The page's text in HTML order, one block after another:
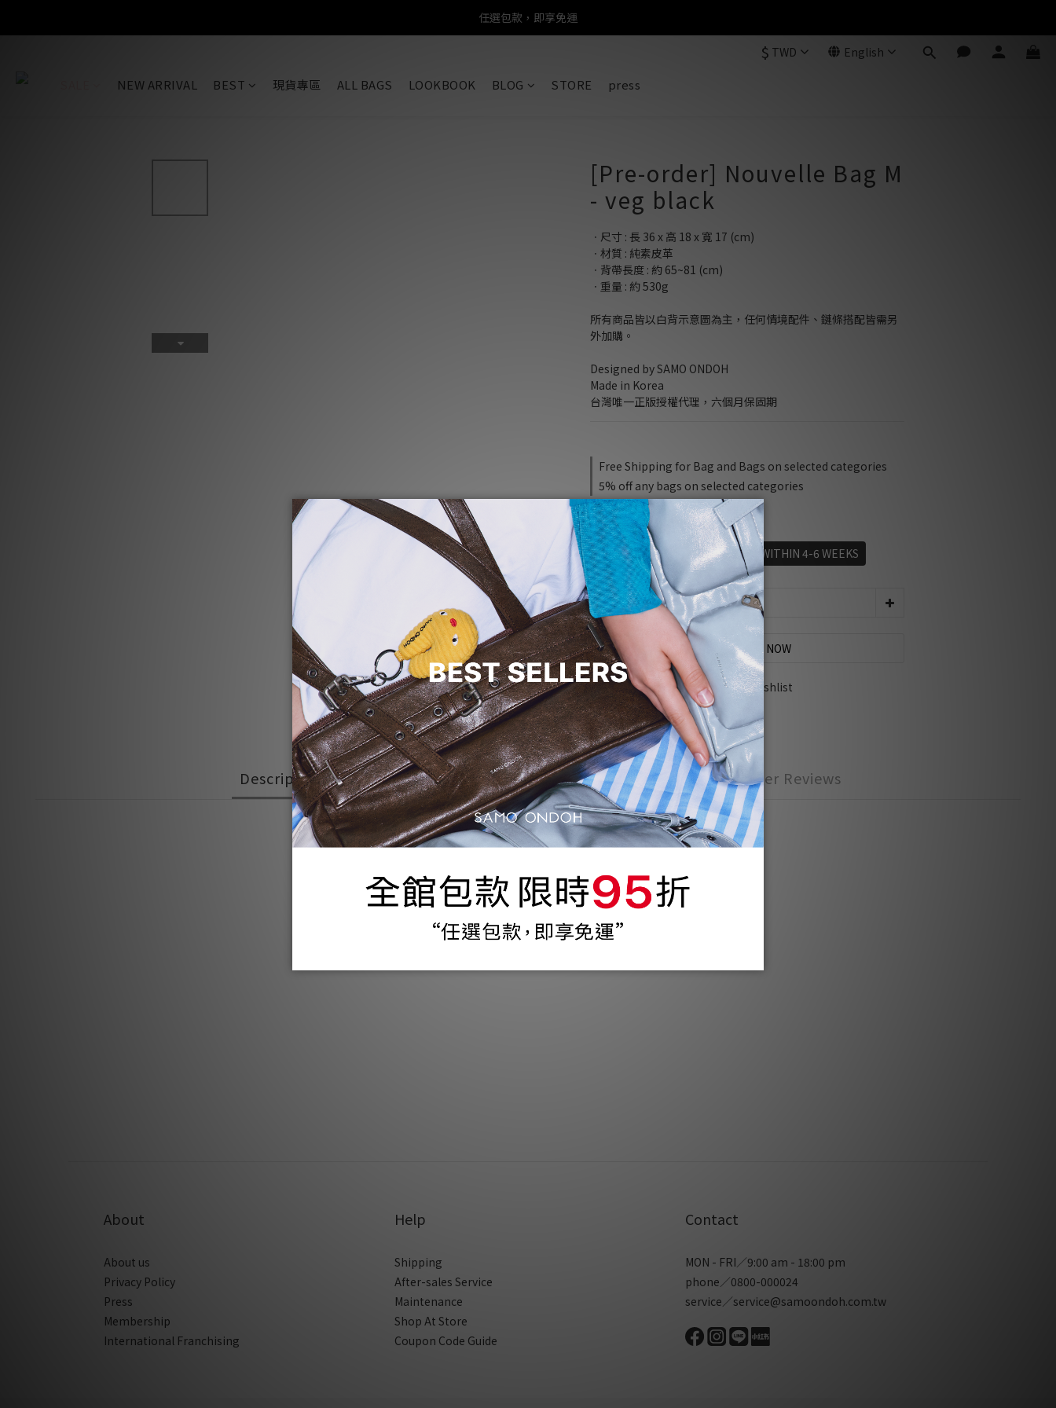
任選包款，即享免運
任選包款，即享免運
任選包款，即享免運
$ TWD English
NEW ARRIVAL BEST 現貨專區 ALL BAGS LOOKBOOK BLOG STORE press
[Pre-order] Nouvelle Bag M
- veg black
ㆍ尺寸 : 長 36 x 高 18 x 寬 17 (cm)
ㆍ材質 : 純素皮革
ㆍ背帶長度 : 約 65~81 (cm)
ㆍ重量 : 約 530g
所有商品皆以白背示意圖為主，任何情境配件、鏈條搭配皆需另
外加購。
Designed by SAMO ONDOH
Made in Korea
台灣唯一正版授權代理，六個月保固期
Free Shipping for Bag and Bags on selected categories
5% off any bags on selected categories
NT$4,480
PRE-ORDER PRODUCT - SHIPS WITHIN 4-6 WEEKS
Quantity
PREORDER NOW
Add to Wishlist
Description Customer Reviews
About
About us
Privacy Policy
Press
Membership
International Franchising
Help
Shipping
After-sales Service
Maintenance
Shop At Store
Coupon Code Guide
Contact
MON - FRI／9:00 am - 18:00 pm
phone／0800-000024
service／service@samoondoh.com.tw